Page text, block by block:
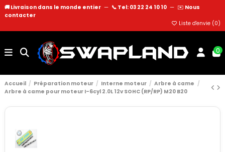
🚚 Livraison dans le monde entier — 📞 Tel: 03 22 24 10 10 — ✉️ Nous
contacter
Liste d'envie (0)
0
Accueil Préparation moteur Interne moteur
Arbre à came
Arbre à came pour moteur I-6cyl 2.0L 12v SOHC (RP/RP) M20 B20